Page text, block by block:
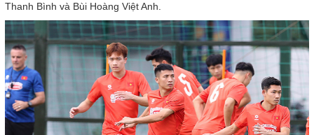
Thanh Bình và Bùi Hoàng Việt Anh.